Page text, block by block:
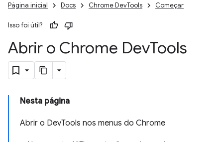
Página inicial Docs Chrome DevTools Começar
Isso foi útil?
Abrir o Chrome DevTools
Nesta página
Abrir o DevTools nos menus do Chrome